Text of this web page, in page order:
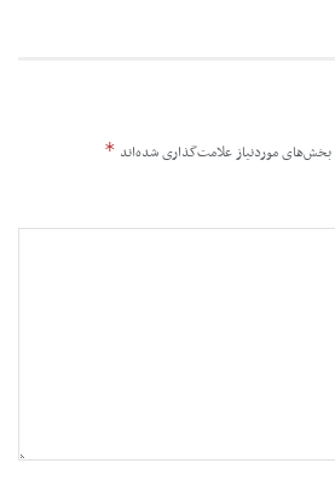
بخش‌های موردنیاز علامت‌گذاری شده‌اند *